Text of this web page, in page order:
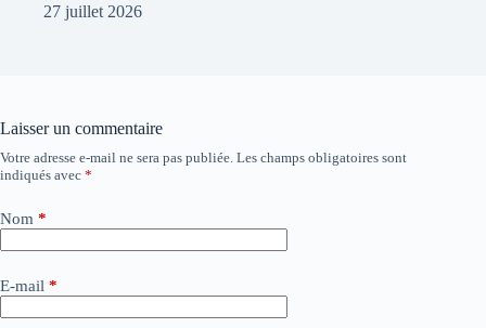
27 juillet 2026
Laisser un commentaire
Votre adresse e-mail ne sera pas publiée. Les champs obligatoires sont
indiqués avec *
Nom *
E-mail *
A
l
e
n
t
i